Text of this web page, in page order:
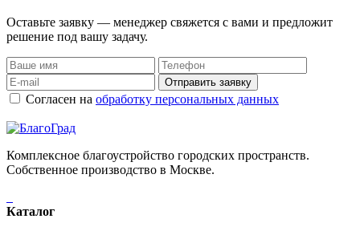
Оставьте заявку — менеджер свяжется с вами и предложит
решение под вашу задачу.
Отправить заявку
Согласен на обработку персональных данных
Комплексное благоустройство городских пространств.
Собственное производство в Москве.
Каталог